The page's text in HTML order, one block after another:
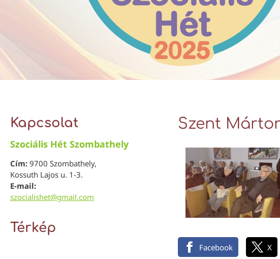
Kapcsolat
Szociális Hét Szombathely
Cím: 9700 Szombathely,
Kossuth Lajos u. 1-3.
E-mail:
szocialishet@gmail.com
Térkép
Szent
Facebook X